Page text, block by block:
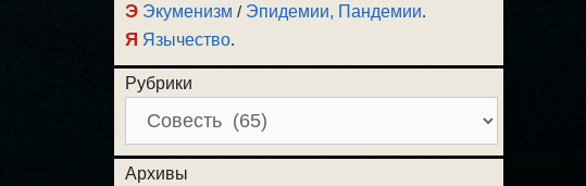
Э Экуменизм / Эпидемии, Пандемии.
Я Язычество.
Рубрики
Архивы